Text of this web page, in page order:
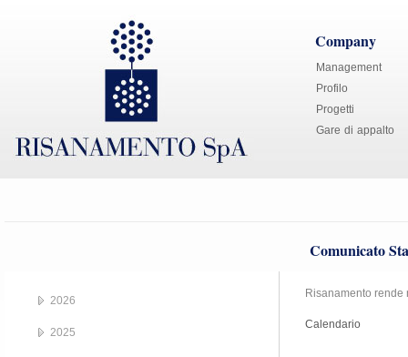
Company
Management
Profilo
Progetti
Gare di appalto
Comunicato
Risanamento
Calendario
2026
2025